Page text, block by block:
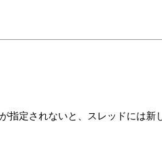
定されないと、スレッドには新